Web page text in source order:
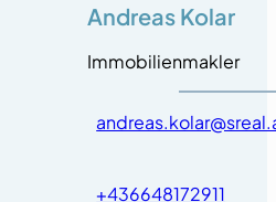
Andreas Kolar
Immobilienmakler
+436648172911